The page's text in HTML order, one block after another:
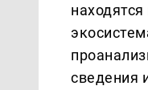
сведения